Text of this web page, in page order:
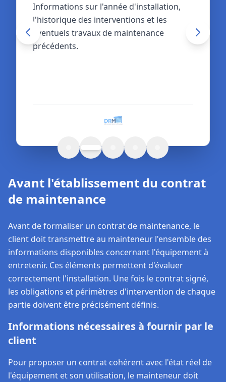
Informations sur l'année d'installation,
l'historique des interventions et les
éventuels travaux de maintenance
précédents.
Référentiel normatif applicable (NF P 25-
362 ou NF EN 13241-1) et toutes les
garanties légales du fournisseur.
Avant l'établissement du contrat
de maintenance
Avant de formaliser un contrat de maintenance, le
client doit transmettre au mainteneur l'ensemble des
informations disponibles concernant l'équipement à
entretenir. Ces éléments permettent d'évaluer
correctement l'installation. Une fois le contrat signé,
les obligations et périmètres d'intervention de chaque
partie doivent être précisément définis.
Informations nécessaires à fournir par le
client
Pour proposer un contrat cohérent avec l'état réel de
l'équipement et son utilisation, le mainteneur doit